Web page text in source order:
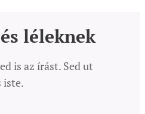
léleknek
is az írást. Sed ut
iste.